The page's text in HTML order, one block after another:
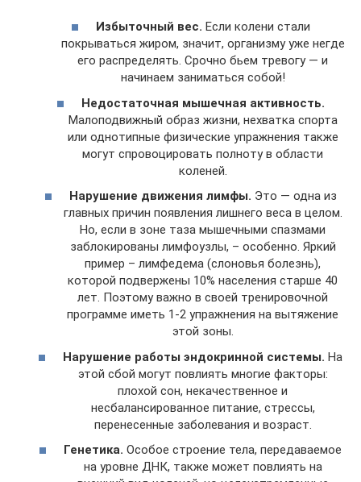
Избыточный вес. Если колени стали
покрываться жиром, значит, организму уже негде
его распределять. Срочно бьем тревогу — и
начинаем заниматься собой!
Недостаточная мышечная активность.
Малоподвижный образ жизни, нехватка спорта
или однотипные физические упражнения также
могут спровоцировать полноту в области
коленей.
Нарушение движения лимфы. Это — одна из
главных причин появления лишнего веса в целом.
Но, если в зоне таза мышечными спазмами
заблокированы лимфоузлы, – особенно. Яркий
пример – лимфедема (слоновья болезнь),
которой подвержены 10% населения старше 40
лет. Поэтому важно в своей тренировочной
программе иметь 1-2 упражнения на вытяжение
этой зоны.
Нарушение работы эндокринной системы. На
этой сбой могут повлиять многие факторы:
плохой сон, некачественное и
несбалансированное питание, стрессы,
перенесенные заболевания и возраст.
Генетика. Особое строение тела, передаваемое
на уровне ДНК, также может повлиять на